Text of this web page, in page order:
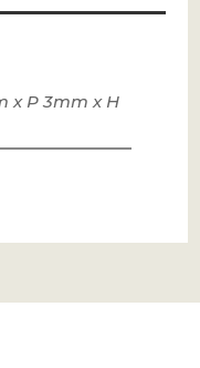
x P 3mm x H